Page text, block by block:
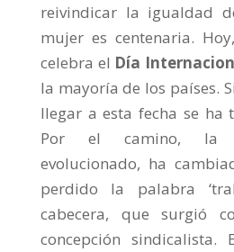
reivindicar la igualdad
mujer es centenaria. Hoy,
celebra el Día
la mayoría de los países.
llegar a esta fecha se ha
Por el camino, la
evolucionado, ha
perdido la palabra
cabecera, que surgió
concepción